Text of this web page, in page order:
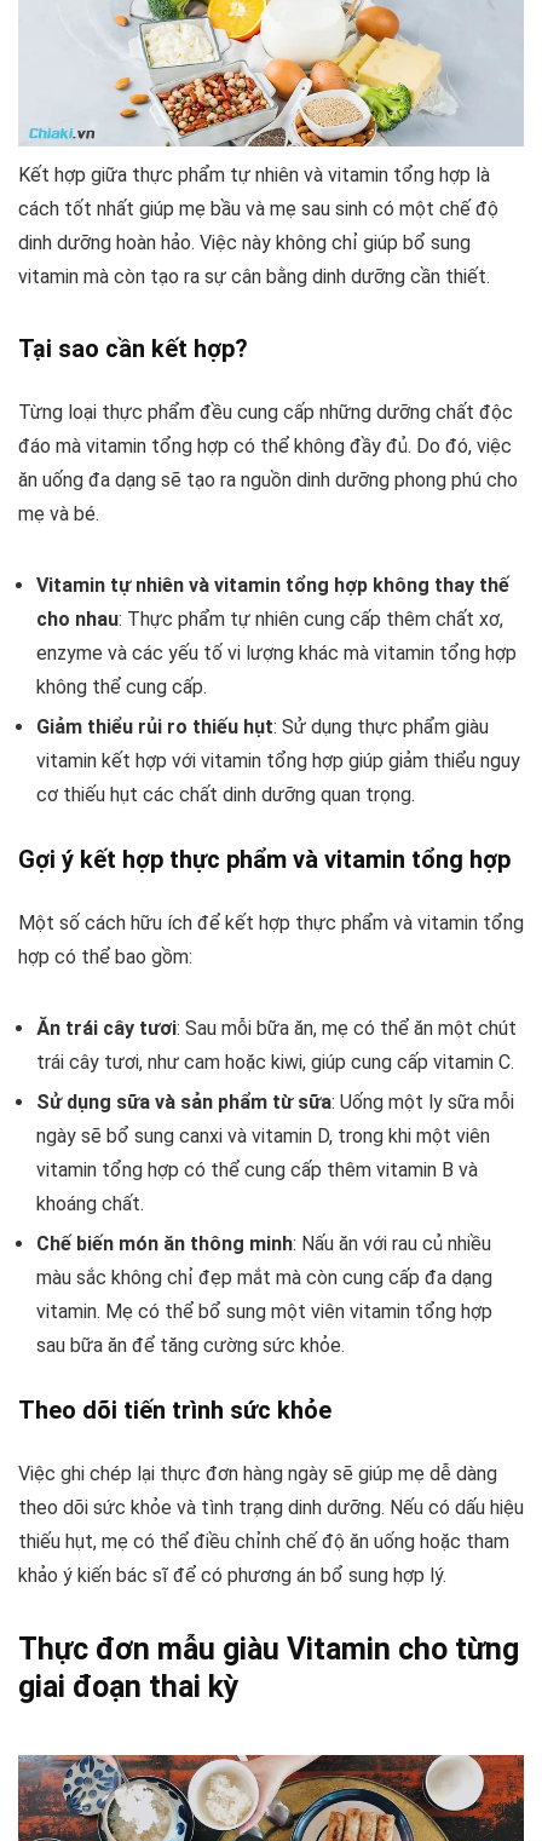
Kết hợp giữa thực phẩm tự nhiên và vitamin tổng hợp là
cách tốt nhất giúp mẹ bầu và mẹ sau sinh có một chế độ
dinh dưỡng hoàn hảo. Việc này không chỉ giúp bổ sung
vitamin mà còn tạo ra sự cân bằng dinh dưỡng cần thiết.
Tại sao cần kết hợp?
Từng loại thực phẩm đều cung cấp những dưỡng chất độc
đáo mà vitamin tổng hợp có thể không đầy đủ. Do đó, việc
ăn uống đa dạng sẽ tạo ra nguồn dinh dưỡng phong phú cho
mẹ và bé.
Vitamin tự nhiên và vitamin tổng hợp không thay thế
cho nhau: Thực phẩm tự nhiên cung cấp thêm chất xơ,
enzyme và các yếu tố vi lượng khác mà vitamin tổng hợp
không thể cung cấp.
Giảm thiểu rủi ro thiếu hụt: Sử dụng thực phẩm giàu
vitamin kết hợp với vitamin tổng hợp giúp giảm thiểu nguy
cơ thiếu hụt các chất dinh dưỡng quan trọng.
Gợi ý kết hợp thực phẩm và vitamin tổng hợp
Một số cách hữu ích để kết hợp thực phẩm và vitamin tổng
hợp có thể bao gồm:
Ăn trái cây tươi: Sau mỗi bữa ăn, mẹ có thể ăn một chút
trái cây tươi, như cam hoặc kiwi, giúp cung cấp vitamin C.
Sử dụng sữa và sản phẩm từ sữa: Uống một ly sữa mỗi
ngày sẽ bổ sung canxi và vitamin D, trong khi một viên
vitamin tổng hợp có thể cung cấp thêm vitamin B và
khoáng chất.
Chế biến món ăn thông minh: Nấu ăn với rau củ nhiều
màu sắc không chỉ đẹp mắt mà còn cung cấp đa dạng
vitamin. Mẹ có thể bổ sung một viên vitamin tổng hợp
sau bữa ăn để tăng cường sức khỏe.
Theo dõi tiến trình sức khỏe
Việc ghi chép lại thực đơn hàng ngày sẽ giúp mẹ dễ dàng
theo dõi sức khỏe và tình trạng dinh dưỡng. Nếu có dấu hiệu
thiếu hụt, mẹ có thể điều chỉnh chế độ ăn uống hoặc tham
khảo ý kiến bác sĩ để có phương án bổ sung hợp lý.
Thực đơn mẫu giàu Vitamin cho từng
giai đoạn thai kỳ